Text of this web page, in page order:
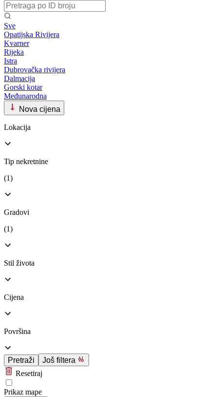
Sve
Opatijska Rivijera
Kvarner
Rijeka
Istra
Dubrovačka rivijera
Dalmacija
Gorski kotar
Međunarodna
Nova cijena
Lokacija
Tip nekretnine
(1)
Gradovi
(1)
Stil života
Cijena
Površina
Pretraži
Još filtera
Resetiraj
Prikaz mape